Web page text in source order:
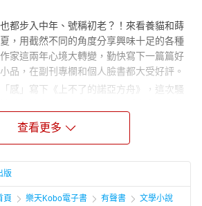
都步入中年、號稱初老？！來看養貓和蒔
，用截然不同的角度分享興味十足的各種
家這兩年心境大轉變，勤快寫下一篇篇好
品，在副刊專欄和個人臉書都大受好評。
感」寫下《上不了的諾亞方舟》，這次騷
序中說得好：「人生的劫難也不必然全屬
在散文的反覆鋪寫之中重新敘事人生的藍
是否就是一種對自己的改版再刷？」
中作者自問：「我是一個迷信的人嗎？」
趣味，從寵物溝通到祭改、抽籤問事、拜
查看更多
版
頁 樂天Kobo電子書 有聲書 文學小說